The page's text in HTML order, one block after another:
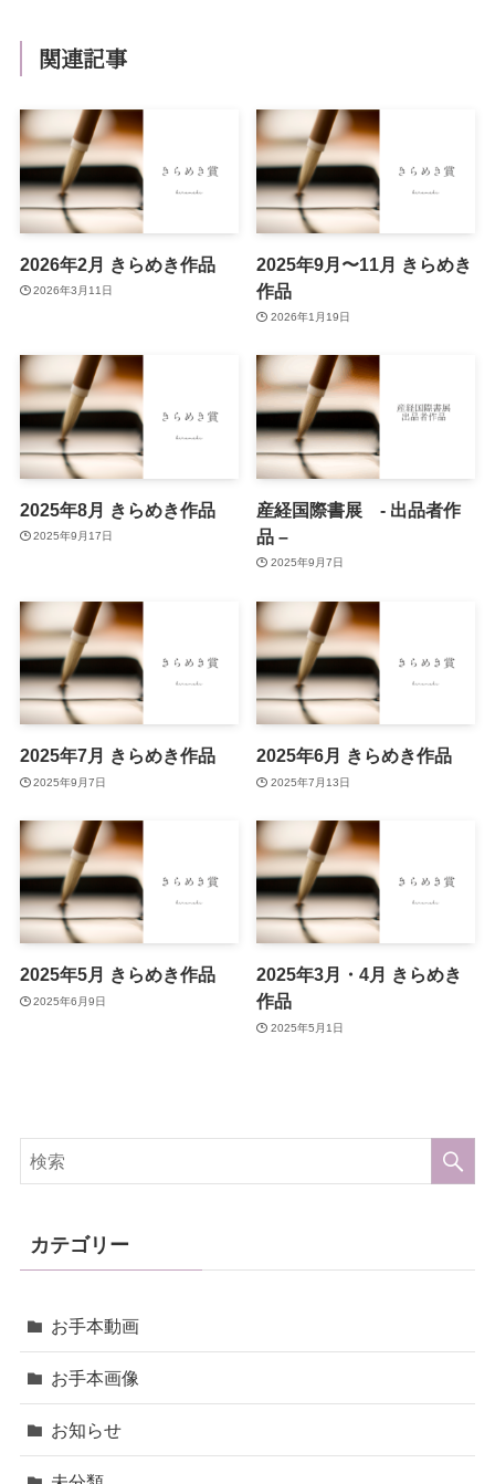
関連記事
2026年2月 きらめき作品
2026年3月11日
2025年9月〜11月 きらめき
作品
2026年1月19日
2025年8月 きらめき作品
2025年9月17日
産経国際書展 - 出品者作
品 –
2025年9月7日
2025年7月 きらめき作品
2025年9月7日
2025年6月 きらめき作品
2025年7月13日
2025年5月 きらめき作品
2025年6月9日
2025年3月・4月 きらめき
作品
2025年5月1日
カテゴリー
お手本動画
お手本画像
お知らせ